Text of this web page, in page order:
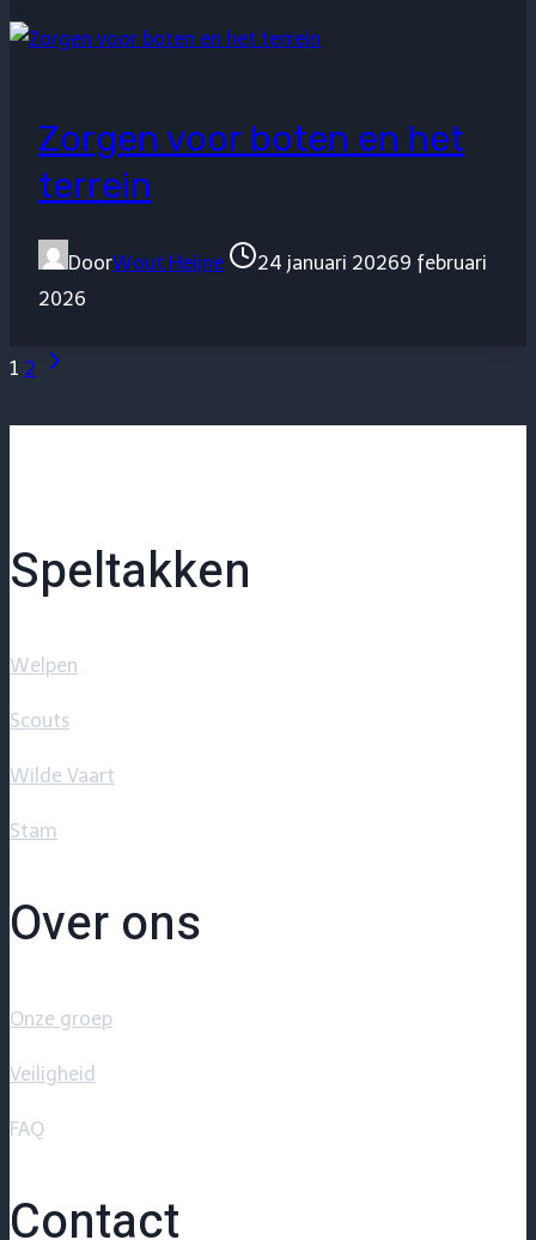
Zorgen voor boten en het
terrein
DoorWout Heijne 24 januari 20269 februari
2026
Paginanavigatie
1 2
Volgende
Speltakken
Welpen
Scouts
Wilde Vaart
Stam
Over ons
Onze groep
Veiligheid
FAQ
Contact